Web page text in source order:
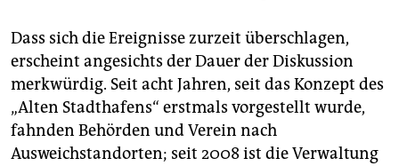
Dass sich die Ereignisse zurzeit überschlagen,
erscheint angesichts der Dauer der Diskussion
merkwürdig. Seit acht Jahren, seit das Konzept des
„Alten Stadthafens“ erstmals vorgestellt wurde,
fahnden Behörden und Verein nach
Ausweichstandorten; seit 2008 ist die Verwaltung